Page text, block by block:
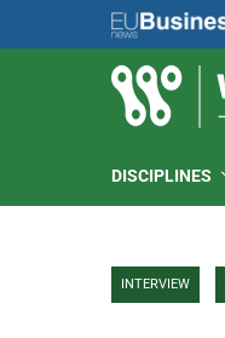
DISCIPLINES
INTERVIEW